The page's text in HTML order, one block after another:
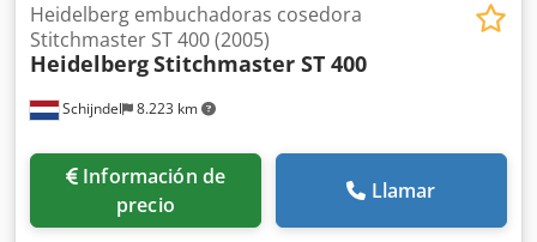
Schijndel 8.223 km
Heidelberg embuchadoras cosedora
Stitchmaster ST 400 (2005)
HeidelbergStitchmaster ST 400
Información de
precio
Llamar